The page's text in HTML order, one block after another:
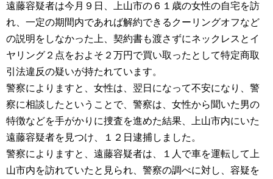
遠藤容疑者は今月９日、上山市の６１歳の女性の自宅を訪
れ、一定の期間内であれば解約できるクーリングオフなど
の説明をしなかった上、契約書も渡さずにネックレスとイ
ヤリング２点をおよそ２万円で買い取ったとして特定商取
引法違反の疑いが持たれています。
警察によりますと、女性は、翌日になって不安になり、警
察に相談したということで、警察は、女性から聞いた男の
特徴などを手がかりに捜査を進めた結果、上山市内にいた
遠藤容疑者を見つけ、１２日逮捕しました。
警察によりますと、遠藤容疑者は、１人で車を運転して上
山市内を訪れていたと見られ、警察の調べに対し、容疑を